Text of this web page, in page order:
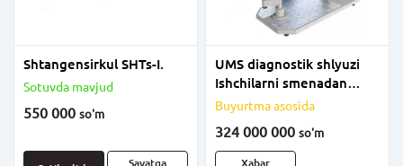
Shtangensirkul SHTs-I.
Sotuvda mavjud
550 000 so'm
Savatga
UMS diagnostik shlyuzi
Ishchilarni smenadan
oldingi va smenadan
o'tkazish tizimi
Buyurtma asosida
324 000 000 so'm
Xabar